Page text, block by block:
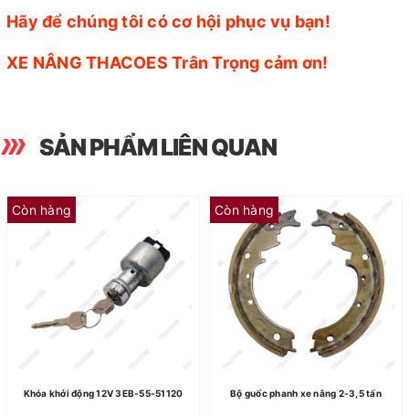
Hãy để chúng tôi có cơ hội phục vụ bạn!
XE NÂNG THACOES Trân Trọng cảm ơn!
SẢN PHẨM LIÊN QUAN
Còn hàng
Khóa khởi động 12V 3EB-55-51120
Còn hàng
Bộ guốc phanh xe nâng 2-3,5 tấn